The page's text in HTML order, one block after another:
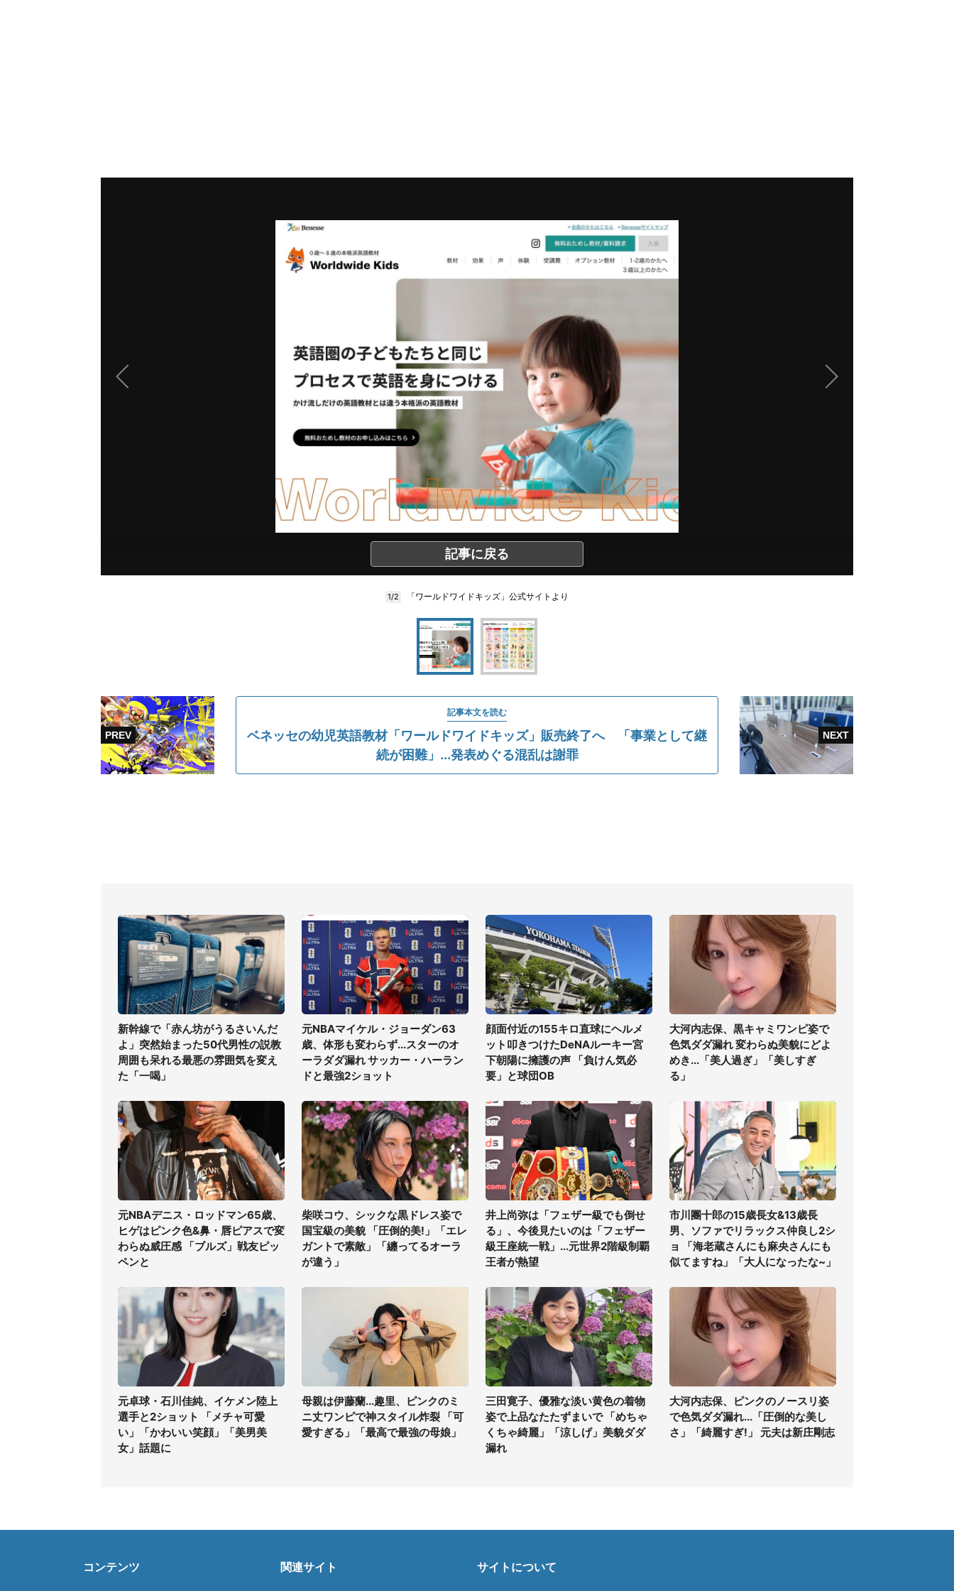
記事に戻る
1/2 「ワールドワイドキッズ」公式サイトより
記事本文を読む
ベネッセの幼児英語教材「ワールドワイドキッズ」販売終了へ 「事業として継
続が困難」...発表めぐる混乱は謝罪
新幹線で「赤ん坊がうるさいんだ
よ」突然始まった50代男性の説教
周囲も呆れる最悪の雰囲気を変え
た「一喝」
元NBAマイケル・ジョーダン63
歳、体形も変わらず...スターのオ
ーラダダ漏れ サッカー・ハーラン
ドと最強2ショット
顔面付近の155キロ直球にヘルメ
ット叩きつけたDeNAルーキー宮
下朝陽に擁護の声 「負けん気必
要」と球団OB
大河内志保、黒キャミワンピ姿で
色気ダダ漏れ 変わらぬ美貌にどよ
めき...「美人過ぎ」「美しすぎ
る」
元NBAデニス・ロッドマン65歳、
ヒゲはピンク色&鼻・唇ピアスで変
わらぬ威圧感 「ブルズ」戦友ピッ
ペンと
柴咲コウ、シックな黒ドレス姿で
国宝級の美貌 「圧倒的美!」「エレ
ガントで素敵」「纏ってるオーラ
が違う」
井上尚弥は「フェザー級でも倒せ
る」、今後見たいのは「フェザー
級王座統一戦」...元世界2階級制覇
王者が熱望
市川團十郎の15歳長女&13歳長
男、ソファでリラックス仲良し2シ
ョ 「海老蔵さんにも麻央さんにも
似てますね」「大人になったな~」
元卓球・石川佳純、イケメン陸上
選手と2ショット 「メチャ可愛
い」「かわいい笑顔」「美男美
女」話題に
母親は伊藤蘭...趣里、ピンクのミ
ニ丈ワンピで神スタイル炸裂 「可
愛すぎる」「最高で最強の母娘」
三田寛子、優雅な淡い黄色の着物
姿で上品なたたずまいで 「めちゃ
くちゃ綺麗」「涼しげ」美貌ダダ
漏れ
大河内志保、ピンクのノースリ姿
で色気ダダ漏れ...「圧倒的な美し
さ」「綺麗すぎ!」 元夫は新庄剛志
コンテンツ 関連サイト サイトについて